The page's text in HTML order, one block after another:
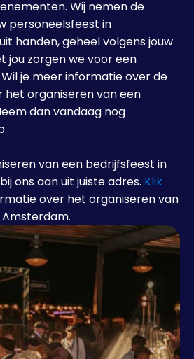
Wij nemen de
personeelsfeest in
handen, geheel volgens jouw
jou zorgen we voor een
je meer informatie over de
het organiseren van een
dan vandaag nog
van een bedrijfsfeest in
ons aan uit juiste adres. Klik
over het organiseren van